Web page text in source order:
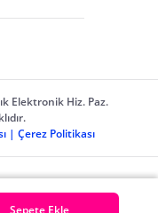
Sepete Ekle
Elektronik Hiz. Paz.
| Çerez Politikası